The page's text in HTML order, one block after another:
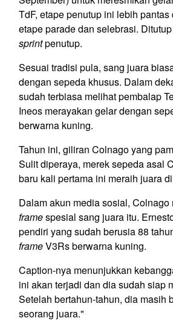
TdF, etape penutup ini lebih
etape parade dan selebrasi.
sprintpenutup.
Sesuai tradisi pula, sang juara
dengan sepeda khusus. Dalam
sudah terbiasa melihat pembalap
Ineos merayakan gelar dengan
berwarna kuning.
Tahun ini, giliran Colnago yang
Sulit diperaya, merek sepeda asal
baru kali pertama ini meraih juara
Dalam akun media sosial, Colnago
framespesial sang juara itu.
pendiri yang sudah berusia 88
frameV3Rs berwarna kuning.
Caption-nya menunjukkan
ini akan terjadi dan dia sudah siap
Setelah bertahun-tahun, dia masih
seorang juara."